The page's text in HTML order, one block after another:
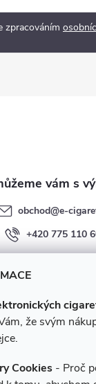
že svým
Cookies - Proč
zpracováním
obchod@e-
+420 775 110
facebook.com/e-